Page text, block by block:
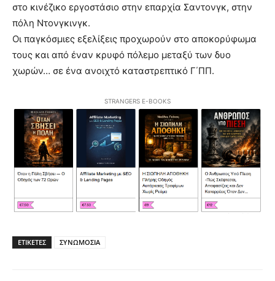
στο κινέζικο εργοστάσιο στην επαρχία Σαντονγκ, στην
πόλη Ντονγκινγκ.
Οι παγκόσμιες εξελίξεις προχωρούν στο αποκορύφωμα
τους και από έναν κρυφό πόλεμο μεταξύ των δυο
χωρών… σε ένα ανοιχτό καταστρεπτικό Γ΄ΠΠ.
STRANGERS E-BOOKS
ΕΤΙΚΕΤΕΣ ΣΥΝΩΜΟΣΙΑ